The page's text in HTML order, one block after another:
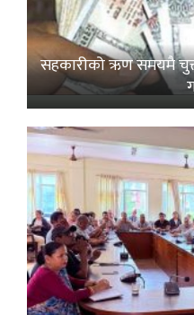
सहकारीको ऋण समयमै